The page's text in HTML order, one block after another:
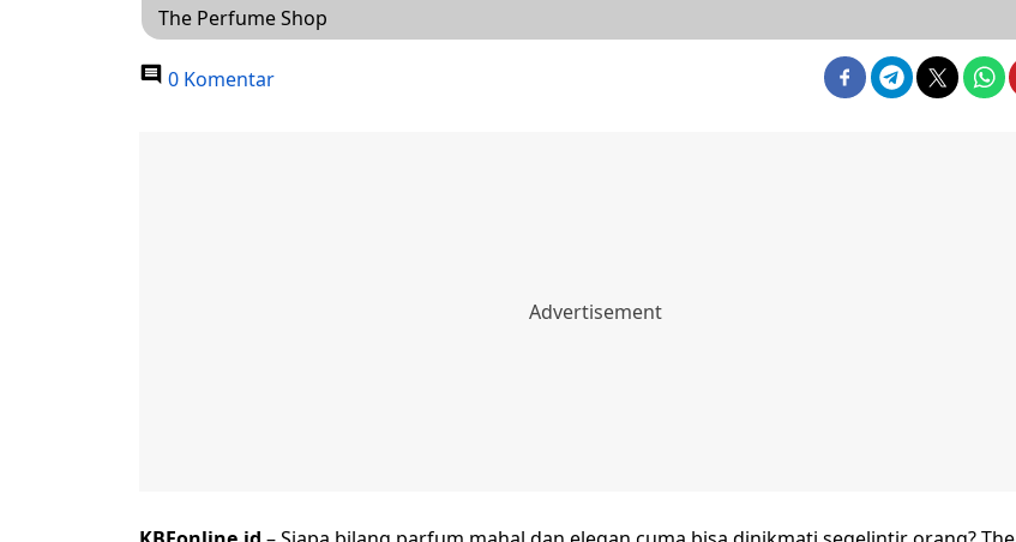
The Perfume Shop
0 Komentar